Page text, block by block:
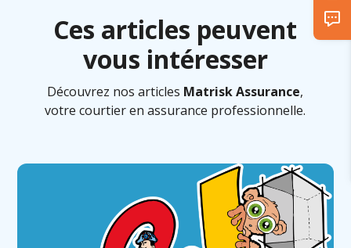
Ces articles peuvent
vous intéresser
Découvrez nos articles Matrisk Assurance,
votre courtier en assurance professionnelle.